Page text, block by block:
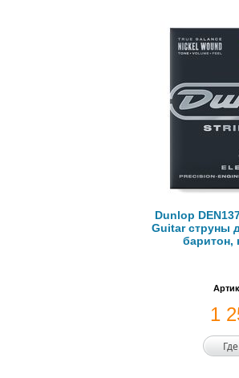
Dunlop
Guitar струны
баритон,
1